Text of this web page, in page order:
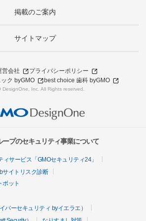
掲載のご案内
サイトマップ
営会社
プライバシーポリシー
ク byGMO
best choice 歯科 byGMO
DesignOne, Inc. All Rights reserved.
プのセキュリティ事業について
サービス「GMOセキュリティ24」
サイトリスク診断
ボット
バーセキュリティ byイエラエ）